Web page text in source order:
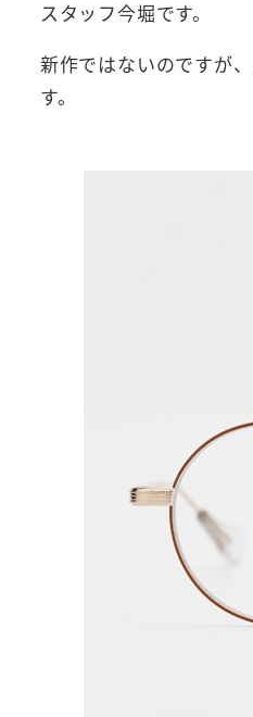
スタッフ今堀です。
新作ではないのですが、
す。